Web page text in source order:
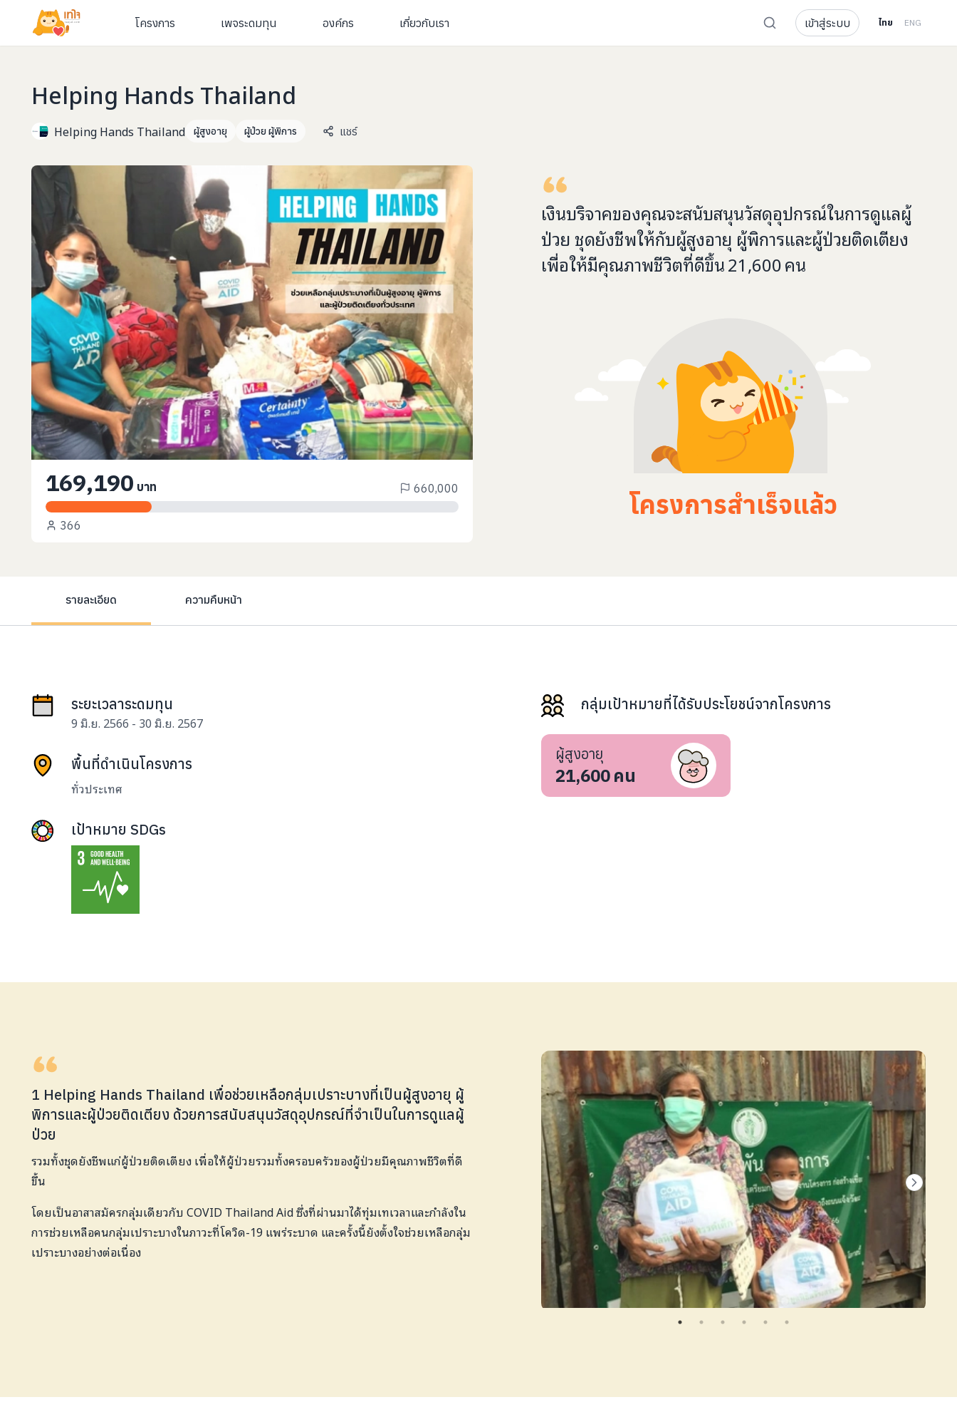
โครงการ เพจระดมทุน องค์กร เกี่ยวกับเรา เข้าสู่ระบบ ไทย ENG
Helping Hands Thailand
Helping Hands Thailand ผู้สูงอายุ ผู้ป่วย ผู้พิการ แชร์
169,190 บาท 660,000
366
เงินบริจาคของคุณจะสนับสนุนวัสดุอุปกรณ์ในการดูแลผู้
ป่วย ชุดยังชีพให้กับผู้สูงอายุ ผู้พิการและผู้ป่วยติดเตียง
เพื่อให้มีคุณภาพชีวิตที่ดีขึ้น21,600คน
โครงการสำเร็จแล้ว
รายละเอียด ความคืบหน้า
ระยะเวลาระดมทุน
9 มิ.ย. 2566 - 30 มิ.ย. 2567
พื้นที่ดำเนินโครงการ
ทั่วประเทศ
เป้าหมาย SDGs
กลุ่มเป้าหมายที่ได้รับประโยชน์จากโครงการ
ผู้สูงอายุ
21,600 คน
1 Helping Hands Thailand เพื่อช่วยเหลือกลุ่มเปราะบางที่เป็นผู้สูงอายุ ผู้
พิการและผู้ป่วยติดเตียง ด้วยการสนับสนุนวัสดุอุปกรณ์ที่จำเป็นในการดูแลผู้
ป่วย
รวมทั้งชุดยังชีพแก่ผู้ป่วยติดเตียง เพื่อให้ผู้ป่วยรวมทั้งครอบครัวของผู้ป่วยมีคุณภาพชีวิตที่ดี
ขึ้น
โดยเป็นอาสาสมัครกลุ่มเดียวกับ COVID Thailand Aid ซึ่งที่ผ่านมาได้ทุ่มเทเวลาและกำลังใน
การช่วยเหลือคนกลุ่มเปราะบางในภาวะที่โควิด-19 แพร่ระบาด และครั้งนี้ยังตั้งใจช่วยเหลือกลุ่ม
เปราะบางอย่างต่อเนื่อง